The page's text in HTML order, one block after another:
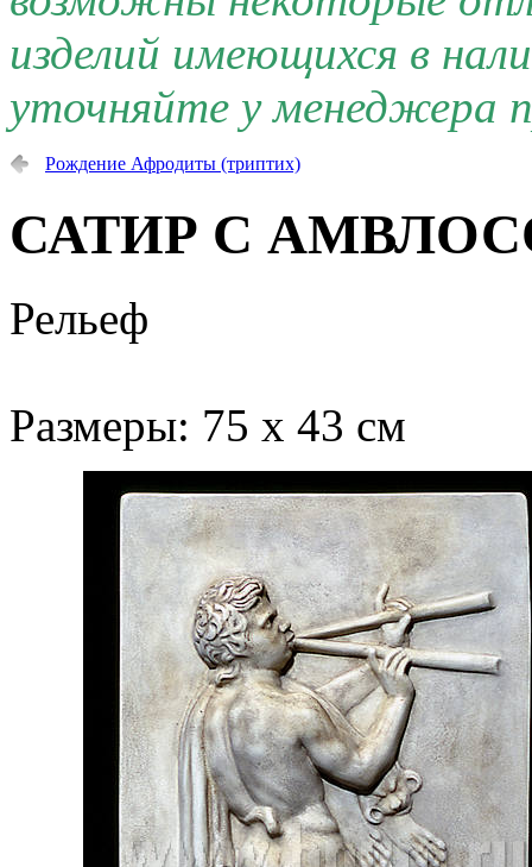
изделий имеющихся в
уточняйте у менеджера
Рождение Афродиты (триптих)
САТИР С
Рельеф
Размеры: 75 х 43 см